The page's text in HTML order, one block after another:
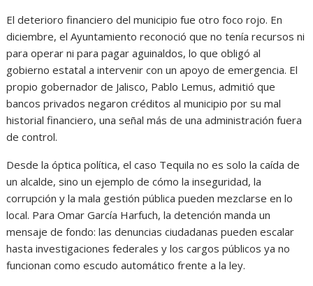
El deterioro financiero del municipio fue otro foco rojo. En
diciembre, el Ayuntamiento reconoció que no tenía recursos ni
para operar ni para pagar aguinaldos, lo que obligó al
gobierno estatal a intervenir con un apoyo de emergencia. El
propio gobernador de Jalisco, Pablo Lemus, admitió que
bancos privados negaron créditos al municipio por su mal
historial financiero, una señal más de una administración fuera
de control.
Desde la óptica política, el caso Tequila no es solo la caída de
un alcalde, sino un ejemplo de cómo la inseguridad, la
corrupción y la mala gestión pública pueden mezclarse en lo
local. Para Omar García Harfuch, la detención manda un
mensaje de fondo: las denuncias ciudadanas pueden escalar
hasta investigaciones federales y los cargos públicos ya no
funcionan como escudo automático frente a la ley.